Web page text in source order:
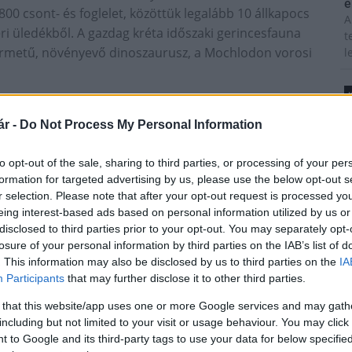
- Do Not Process My Personal Information
opt-out of the sale, sharing to third parties, or processing of your
for targeted advertising by us, please use the below opt-out
selection. Please note that after your opt-out request is processed
interest-based ads based on personal information utilized by us
to third parties prior to your opt-out. You may separately
of your personal information by third parties on the IAB’s list of
This information may also be disclosed by us to third parties on the
Participants that may further disclose it to other third parties.
that this website/app uses one or more Google services and may
but not limited to your visit or usage behaviour. You may
to Google and its third-party tags to use your data for below
csont- és foglelet, közöttük legalább 10 állkapocs
A gazdag kréta időszaki gerincesfauna
növényevő dinoszaurusz, a Mochlodon vorosi
csontdarabkáiból, most azonban egy olyan
hogy miként rágtak ezek a 85 millió
Paks II.: Mit jelent az 5. blokk új